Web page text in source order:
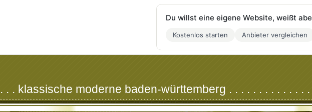
. . . klassische moderne baden-württemberg . . . . . . . . . . . . . .
Du willst eine eigene Website, weißt
Kostenlos starten Anbieter vergleichen